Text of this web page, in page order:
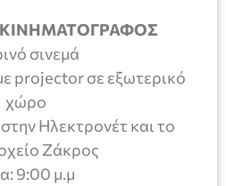
ΚΙΝΗΜΑΤΟΓΡΑΦΟΣ
σινεμά
projector σε εξωτερικό
χώρο
Ηλεκτρονέτ και το
Ζάκρος
9:00 μ.μ